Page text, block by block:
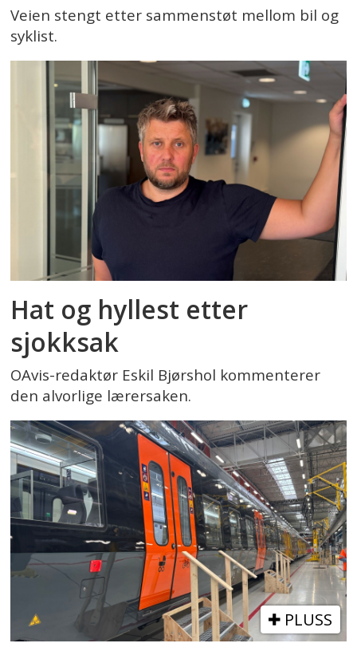
Veien stengt etter sammenstøt mellom bil og
syklist.
Hat og hyllest etter
sjokksak
OAvis-redaktør Eskil Bjørshol kommenterer
den alvorlige lærersaken.
PLUSS